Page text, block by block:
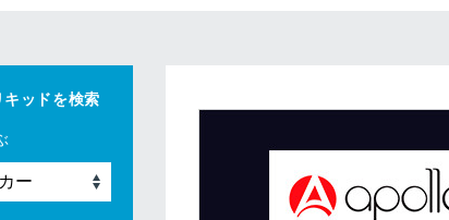
ッドを検索